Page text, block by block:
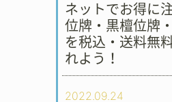
ネットでお得に
位牌・黒檀位牌
を税込・送料無
れよう！
2022.09.24